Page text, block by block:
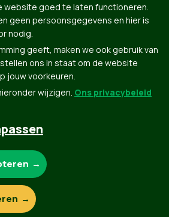
met NationBuilder
Privacybeleid
website goed te laten functioneren.
geen persoonsgegevens en hier is
nodig.
geeft, maken we ook gebruik van
ons in staat om de website
jouw voorkeuren.
wijzigen. Ons privacybeleid
cookies: